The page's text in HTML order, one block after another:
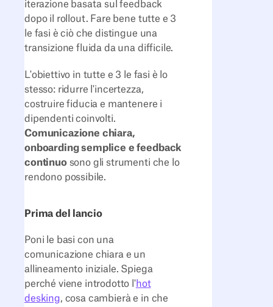
iterazione basata sul feedback
dopo il rollout. Fare bene tutte e 3
le fasi è ciò che distingue una
transizione fluida da una difficile.
L'obiettivo in tutte e 3 le fasi è lo
stesso: ridurre l'incertezza,
costruire fiducia e mantenere i
dipendenti coinvolti.
Comunicazione chiara,
onboarding semplice e feedback
continuosono gli strumenti che lo
rendono possibile.
Prima del lancio
Poni le basi con una
comunicazione chiara e un
allineamento iniziale. Spiega
perché viene introdotto l'hot
desking, cosa cambierà e in che